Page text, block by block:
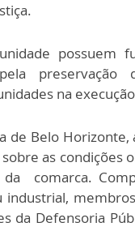
possuem
na
de Belo
as condições
comarca.
industrial,
da Defensoria